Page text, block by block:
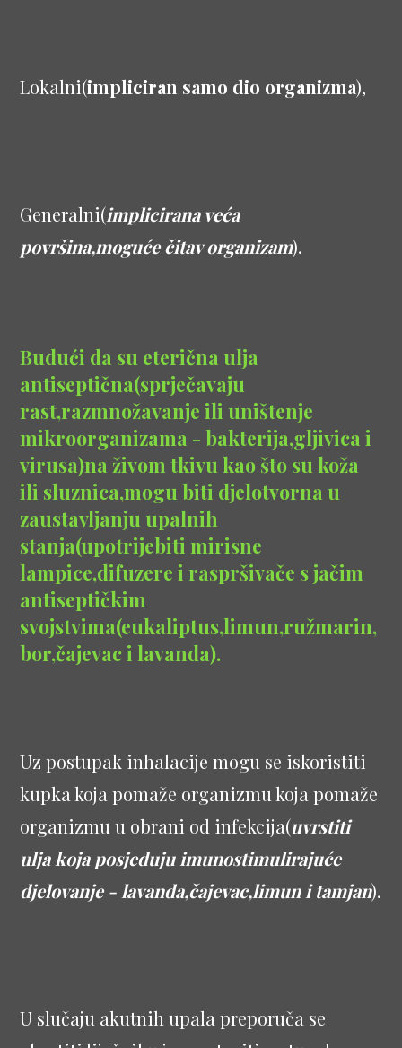
Lokalni(impliciran samo dio organizma),
Generalni(implicirana veća
površina,moguće čitav organizam).
Budući da su eterična ulja
antiseptična(sprječavaju
rast,razmnožavanje ili uništenje
mikroorganizama - bakterija,gljivica i
virusa)na živom tkivu kao što su koža
ili sluznica,mogu biti djelotvorna u
zaustavljanju upalnih
stanja(upotrijebiti mirisne
lampice,difuzere i raspršivače s jačim
antiseptičkim
svojstvima(eukaliptus,limun,ružmarin,
bor,čajevac i lavanda).
Uz postupak inhalacije mogu se iskoristiti
kupka koja pomaže organizmu koja pomaže
organizmu u obrani od infekcija(uvrstiti
ulja koja posjeduju imunostimulirajuće
djelovanje - lavanda,čajevac,limun i tamjan).
U slučaju akutnih upala preporuča se